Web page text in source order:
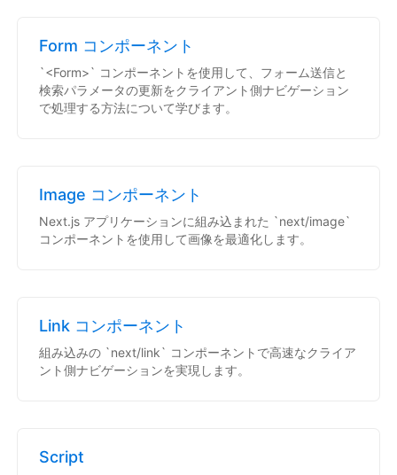
Form コンポーネント
`<Form>` コンポーネントを使用して、フォーム送信と
検索パラメータの更新をクライアント側ナビゲーション
で処理する方法について学びます。
Image コンポーネント
Next.js アプリケーションに組み込まれた `next/image`
コンポーネントを使用して画像を最適化します。
Link コンポーネント
組み込みの `next/link` コンポーネントで高速なクライア
ント側ナビゲーションを実現します。
Script